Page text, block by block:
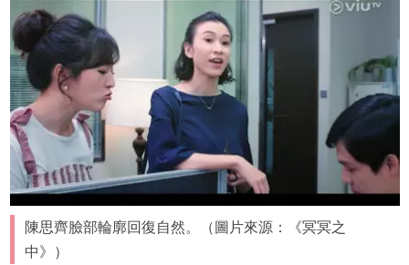
陳思齊臉部輪廓回復自然。（圖片來源：《冥冥之
中》）